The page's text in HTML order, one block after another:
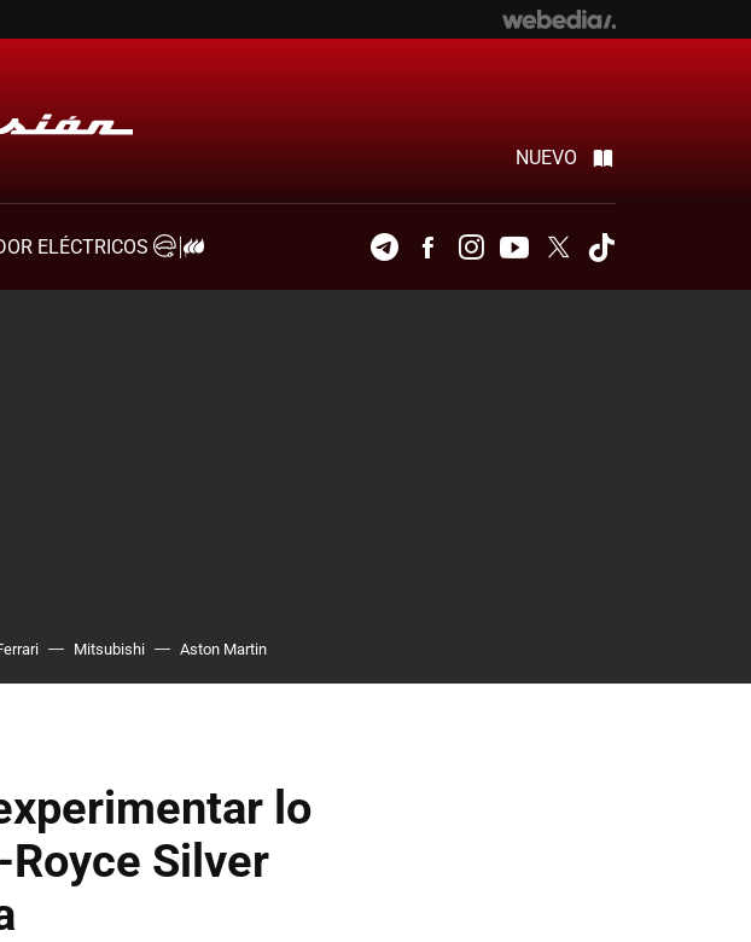
NUEVO
ELÉCTRICOS
TelegramFacebookInstagramYoutubeTwitter
Mitsubishi Aston Martin
lo
Silver